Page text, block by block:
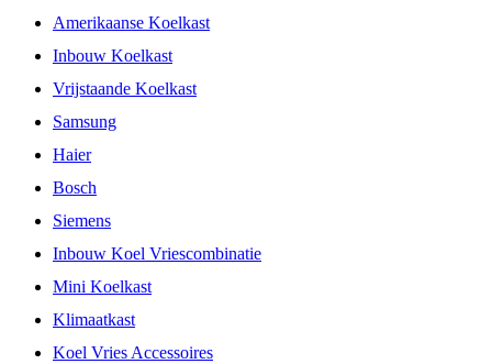
Amerikaanse Koelkast
Inbouw Koelkast
Vrijstaande Koelkast
Samsung
Haier
Bosch
Siemens
Inbouw Koel Vriescombinatie
Mini Koelkast
Klimaatkast
Koel Vries Accessoires